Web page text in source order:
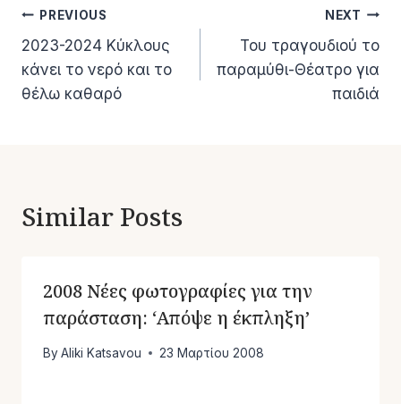
Πλοήγηση
άρθρων
PREVIOUS
2023-2024 Κύκλους
κάνει το νερό και το
θέλω καθαρό
NEXT
Του τραγουδιού το
παραμύθι-Θέατρο για
παιδιά
Similar Posts
2008 Νέες φωτογραφίες για την
παράσταση: ‘Απόψε η έκπληξη’
By Aliki Katsavou 23 Μαρτίου 2008